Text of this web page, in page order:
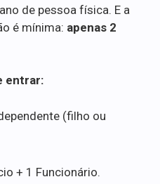
de pessoa física. E a
é mínima: apenas 2
entrar:
(filho ou
+ 1 Funcionário.